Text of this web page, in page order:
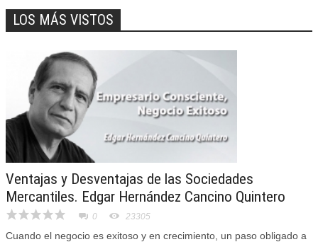
LOS MÁS VISTOS
Ventajas y Desventajas de las Sociedades
Mercantiles. Edgar Hernández Cancino Quintero
0 23305
Cuando el negocio es exitoso y en crecimiento, un paso obligado a